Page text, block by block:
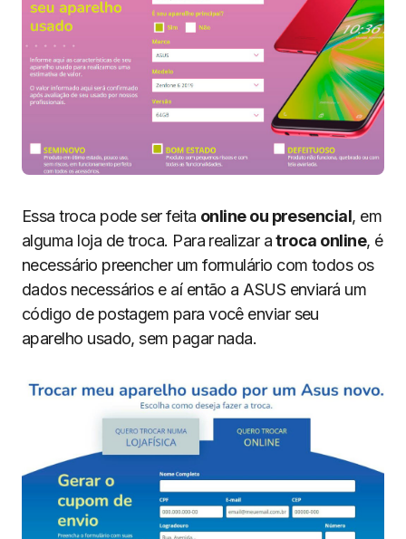
Essa troca pode ser feita online ou presencial, em
alguma loja de troca. Para realizar atroca online, é
necessário preencher um formulário com todos os
dados necessários e aí então a ASUS enviará um
código de postagem para você enviar seu
aparelho usado, sem pagar nada.